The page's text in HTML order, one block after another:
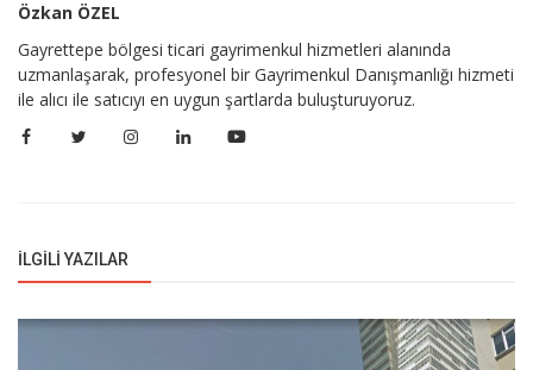
Özkan ÖZEL
Gayrettepe bölgesi ticari gayrimenkul hizmetleri alanında
uzmanlaşarak, profesyonel bir Gayrimenkul Danışmanlığı hizmeti
ile alıcı ile satıcıyı en uygun şartlarda buluşturuyoruz.
İLGILI YAZILAR